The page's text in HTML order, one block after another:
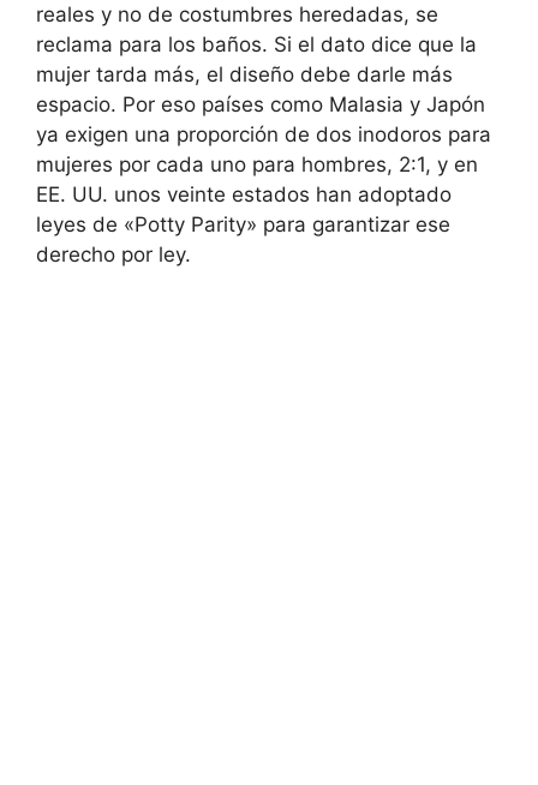
reales y no de costumbres heredadas, se
reclama para los baños. Si el dato dice que la
mujer tarda más, el diseño debe darle más
espacio. Por eso países como Malasia y Japón
ya exigen una proporción de dos inodoros para
mujeres por cada uno para hombres, 2:1, y en
EE. UU. unos veinte estados han adoptado
leyes de «Potty Parity» para garantizar ese
derecho por ley.